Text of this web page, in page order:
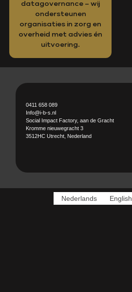
datagovernance – wij
ondersteunen
organisaties in zorg en
overheid met advies én
uitvoering.
0411 658 089
Info@i-b-s.nl
Social Impact Factory, aan de Gracht
Kromme nieuwegracht 3
3512HC Utrecht, Nederland
Nederlands English